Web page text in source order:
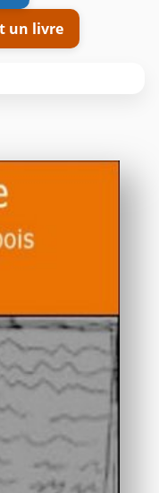
un livre